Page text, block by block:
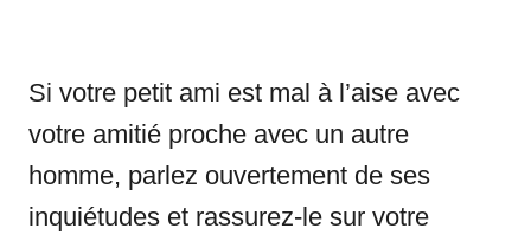
Si votre petit ami est mal à l’aise avec
votre amitié proche avec un autre
homme, parlez ouvertement de ses
inquiétudes et rassurez-le sur votre